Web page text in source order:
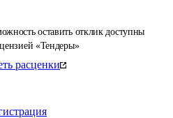
оставить отклик доступны
«Тендеры»
расценки